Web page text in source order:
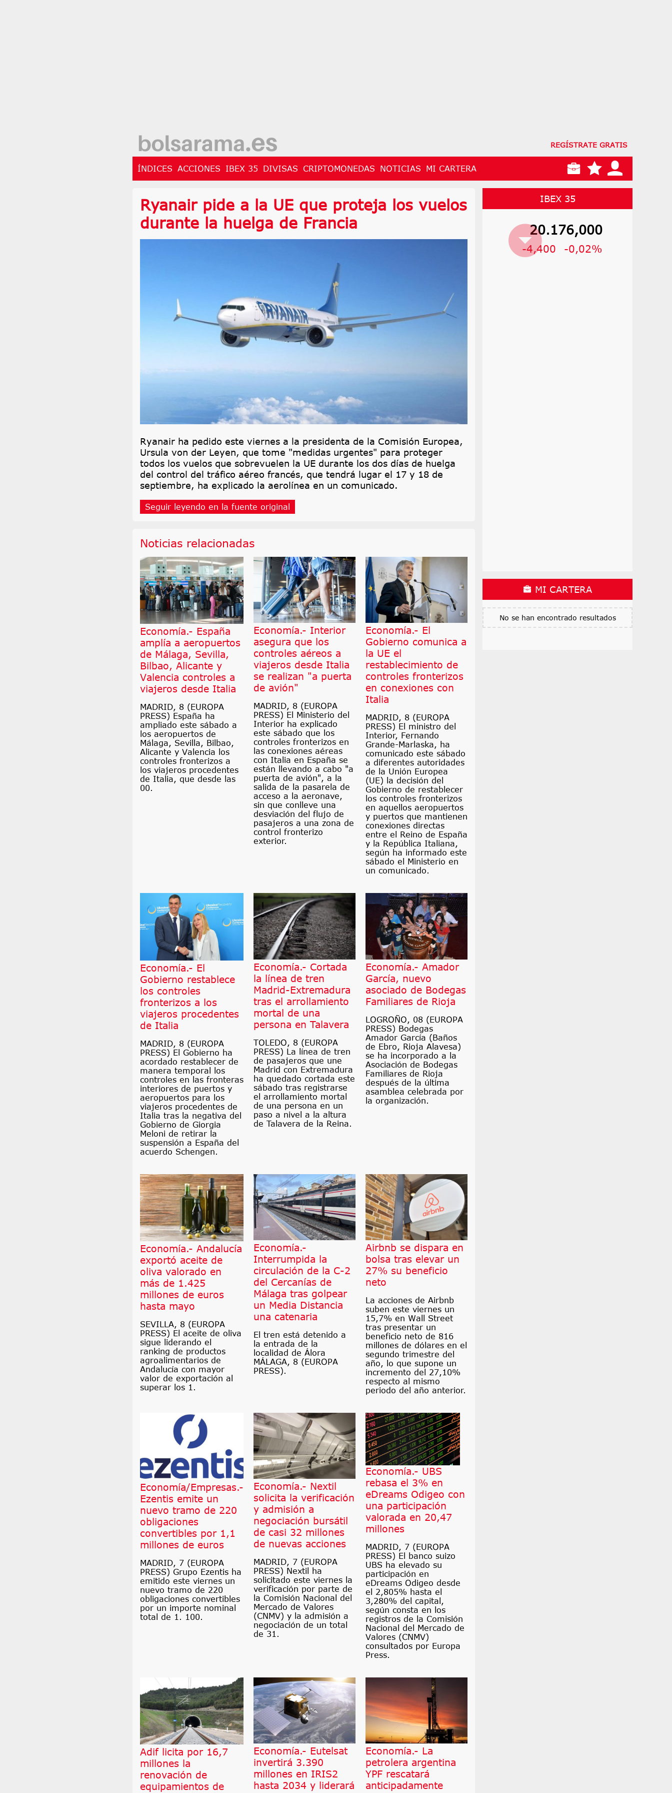
REGÍSTRATE GRATIS
ÍNDICES ACCIONES IBEX 35 DIVISAS CRIPTOMONEDAS NOTICIAS MI CARTERA
Ryanair pide a la UE que proteja los vuelos
durante la huelga de Francia
Ryanair ha pedido este viernes a la presidenta de la Comisión Europea,
Ursula von der Leyen, que tome "medidas urgentes" para proteger
todos los vuelos que sobrevuelen la UE durante los dos días de huelga
del control del tráfico aéreo francés, que tendrá lugar el 17 y 18 de
septiembre, ha explicado la aerolínea en un comunicado.
Seguir leyendo en la fuente original
Noticias relacionadas
Economía.- España
amplía a aeropuertos
de Málaga, Sevilla,
Bilbao, Alicante y
Valencia controles a
viajeros desde Italia
MADRID, 8 (EUROPA
PRESS) España ha
ampliado este sábado a
los aeropuertos de
Málaga, Sevilla, Bilbao,
Alicante y Valencia los
controles fronterizos a
los viajeros procedentes
de Italia, que desde las
00.
Economía.- Interior
asegura que los
controles aéreos a
viajeros desde Italia
se realizan "a puerta
de avión"
MADRID, 8 (EUROPA
PRESS) El Ministerio del
Interior ha explicado
este sábado que los
controles fronterizos en
las conexiones aéreas
con Italia en España se
están llevando a cabo "a
puerta de avión", a la
salida de la pasarela de
acceso a la aeronave,
sin que conlleve una
desviación del flujo de
pasajeros a una zona de
control fronterizo
exterior.
Economía.- El
Gobierno comunica a
la UE el
restablecimiento de
controles fronterizos
en conexiones con
Italia
MADRID, 8 (EUROPA
PRESS) El ministro del
Interior, Fernando
Grande-Marlaska, ha
comunicado este sábado
a diferentes autoridades
de la Unión Europea
(UE) la decisión del
Gobierno de restablecer
los controles fronterizos
en aquellos aeropuertos
y puertos que mantienen
conexiones directas
entre el Reino de España
y la República Italiana,
según ha informado este
sábado el Ministerio en
un comunicado.
Economía.- El
Gobierno restablece
los controles
fronterizos a los
viajeros procedentes
de Italia
MADRID, 8 (EUROPA
PRESS) El Gobierno ha
acordado restablecer de
manera temporal los
controles en las fronteras
interiores de puertos y
aeropuertos para los
viajeros procedentes de
Italia tras la negativa del
Gobierno de Giorgia
Meloni de retirar la
suspensión a España del
acuerdo Schengen.
Economía.- Cortada
la línea de tren
Madrid-Extremadura
tras el arrollamiento
mortal de una
persona en Talavera
TOLEDO, 8 (EUROPA
PRESS) La línea de tren
de pasajeros que une
Madrid con Extremadura
ha quedado cortada este
sábado tras registrarse
el arrollamiento mortal
de una persona en un
paso a nivel a la altura
de Talavera de la Reina.
Economía.- Amador
García, nuevo
asociado de Bodegas
Familiares de Rioja
LOGROÑO, 08 (EUROPA
PRESS) Bodegas
Amador García (Baños
de Ebro, Rioja Alavesa)
se ha incorporado a la
Asociación de Bodegas
Familiares de Rioja
después de la última
asamblea celebrada por
la organización.
Economía.- Andalucía
exportó aceite de
oliva valorado en
más de 1.425
millones de euros
hasta mayo
SEVILLA, 8 (EUROPA
PRESS) El aceite de oliva
sigue liderando el
ranking de productos
agroalimentarios de
Andalucía con mayor
valor de exportación al
superar los 1.
Economía.-
Interrumpida la
circulación de la C-2
del Cercanías de
Málaga tras golpear
un Media Distancia
una catenaria
El tren está detenido a
la entrada de la
localidad de Álora
MÁLAGA, 8 (EUROPA
PRESS).
Airbnb se dispara en
bolsa tras elevar un
27% su beneficio
neto
La acciones de Airbnb
suben este viernes un
15,7% en Wall Street
tras presentar un
beneficio neto de 816
millones de dólares en el
segundo trimestre del
año, lo que supone un
incremento del 27,10%
respecto al mismo
periodo del año anterior.
Economía/Empresas.-
Ezentis emite un
nuevo tramo de 220
obligaciones
convertibles por 1,1
millones de euros
MADRID, 7 (EUROPA
PRESS) Grupo Ezentis ha
emitido este viernes un
nuevo tramo de 220
obligaciones convertibles
por un importe nominal
total de 1. 100.
Economía.- Nextil
solicita la verificación
y admisión a
negociación bursátil
de casi 32 millones
de nuevas acciones
MADRID, 7 (EUROPA
PRESS) Nextil ha
solicitado este viernes la
verificación por parte de
la Comisión Nacional del
Mercado de Valores
(CNMV) y la admisión a
negociación de un total
de 31.
Economía.- UBS
rebasa el 3% en
eDreams Odigeo con
una participación
valorada en 20,47
millones
MADRID, 7 (EUROPA
PRESS) El banco suizo
UBS ha elevado su
participación en
eDreams Odigeo desde
el 2,805% hasta el
3,280% del capital,
según consta en los
registros de la Comisión
Nacional del Mercado de
Valores (CNMV)
consultados por Europa
Press.
Adif licita por 16,7
millones la
renovación de
equipamientos de
Economía.- Eutelsat
invertirá 3.390
millones en IRIS2
hasta 2034 y liderará
Economía.- La
petrolera argentina
YPF rescatará
anticipadamente
IBEX 35
20.176,000
-4,400 -0,02%
MI CARTERA
No se han encontrado resultados